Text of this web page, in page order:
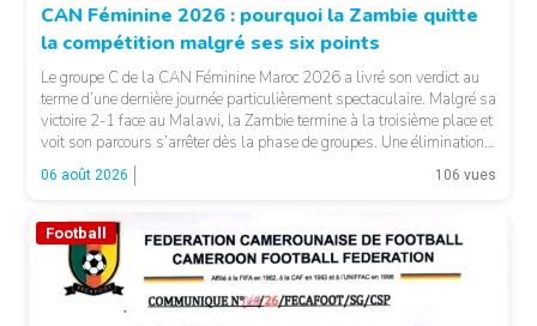
CAN Féminine 2026 : pourquoi la Zambie quitte
la compétition malgré ses six points
Le groupe C de la CAN Féminine Maroc 2026 a livré son verdict au
terme d’une dernière journée particulièrement spectaculaire. Malgré sa
victoire 2-1 face au Malawi, la Zambie termine à la troisième place et
voit son parcours s’arrêter dès la phase de groupes. Une élimination
qui peut surprendre au regard du classement général : […]
06 août 2026 106 vues
Football